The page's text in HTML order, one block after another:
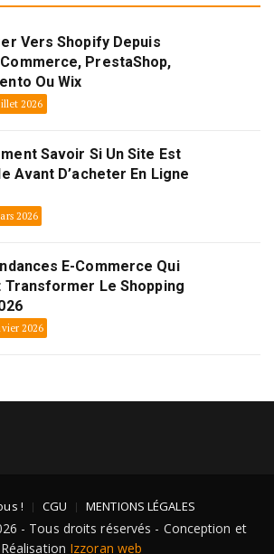
Vers Shopify Depuis
PrestaShop,
Ou Wix
2026
Savoir Si Un Site Est
Avant D’acheter En Ligne
2026
E-Commerce Qui
Transformer Le Shopping
2026
! CGU MENTIONS LÉGALES
- Tous droits réservés - Conception et
Réalisation Izzoran web